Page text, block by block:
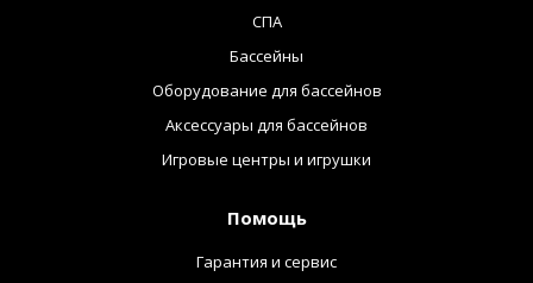
СПА
Бассейны
Оборудование для бассейнов
Аксессуары для бассейнов
Игровые центры и игрушки
Помощь
Гарантия и сервис